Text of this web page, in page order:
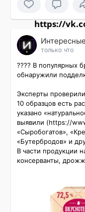
https://
только что
???? В популярных
обнаружили
Эксперты
10 образцов есть
указано
выявили (https://
«Сыробогатов»,
«Бутербродов» и
В части продукции
консерванты,